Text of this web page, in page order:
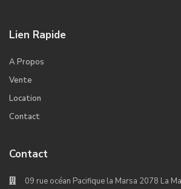
Lien Rapide
A Propos
Vente
Location
Contact
Contact
09 rue océan Pacifique la Marsa 2078 La